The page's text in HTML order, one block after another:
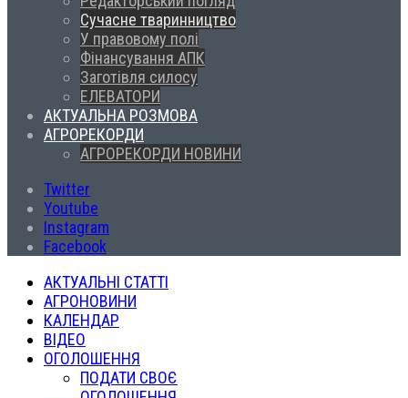
Сучасне тваринництво
У правовому полі
Фінансування АПК
Заготівля силосу
ЕЛЕВАТОРИ
АКТУАЛЬНА РОЗМОВА
АГРОРЕКОРДИ
АГРОРЕКОРДИ НОВИНИ
Twitter
Youtube
Instagram
Facebook
АКТУАЛЬНІ СТАТТІ
АГРОНОВИНИ
КАЛЕНДАР
ВІДЕО
ОГОЛОШЕННЯ
ПОДАТИ СВОЄ